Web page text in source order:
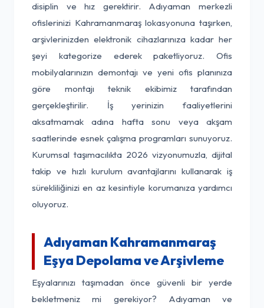
disiplin ve hız gerektirir. Adıyaman merkezli
ofislerinizi Kahramanmaraş lokasyonuna taşırken,
arşivlerinizden elektronik cihazlarınıza kadar her
şeyi kategorize ederek paketliyoruz. Ofis
mobilyalarınızın demontajı ve yeni ofis planınıza
göre montajı teknik ekibimiz tarafından
gerçekleştirilir. İş yerinizin faaliyetlerini
aksatmamak adına hafta sonu veya akşam
saatlerinde esnek çalışma programları sunuyoruz.
Kurumsal taşımacılıkta 2026 vizyonumuzla, dijital
takip ve hızlı kurulum avantajlarını kullanarak iş
sürekliliğinizi en az kesintiyle korumanıza yardımcı
oluyoruz.
Adıyaman Kahramanmaraş
Eşya Depolama ve Arşivleme
Eşyalarınızı taşımadan önce güvenli bir yerde
bekletmeniz mi gerekiyor? Adıyaman ve